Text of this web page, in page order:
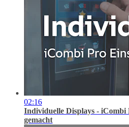
02:16
Individuelle Displays - iCombi
gemacht